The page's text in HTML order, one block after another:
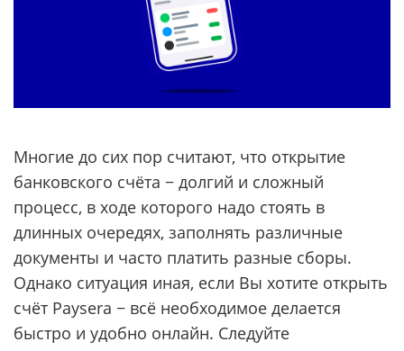
Многие до сих пор считают, что открытие
банковского счёта − долгий и сложный
процесс, в ходе которого надо стоять в
длинных очередях, заполнять различные
документы и часто платить разные сборы.
Однако ситуация иная, если Вы хотите открыть
счёт Paysera − всё необходимое делается
быстро и удобно онлайн. Следуйте